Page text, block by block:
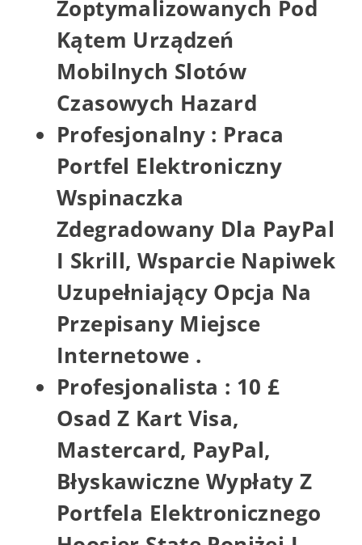
Zoptymalizowanych Pod
Kątem Urządzeń
Mobilnych Slotów
Czasowych Hazard
Profesjonalny : Praca
Portfel Elektroniczny
Wspinaczka
Zdegradowany Dla PayPal
I Skrill, Wsparcie Napiwek
Uzupełniający Opcja Na
Przepisany Miejsce
Internetowe .
Profesjonalista : 10 £
Osad Z Kart Visa,
Mastercard, PayPal,
Błyskawiczne Wypłaty Z
Portfela Elektronicznego